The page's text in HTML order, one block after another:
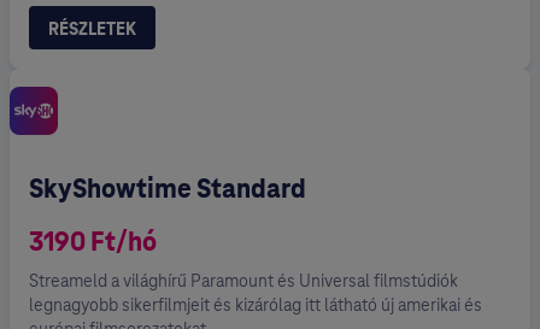
RÉSZLETEK
SkyShowtime Standard
3190 Ft/hó
Streameld a világhírű Paramount és Universal filmstúdiók
legnagyobb sikerfilmjeit és kizárólag itt látható új amerikai és